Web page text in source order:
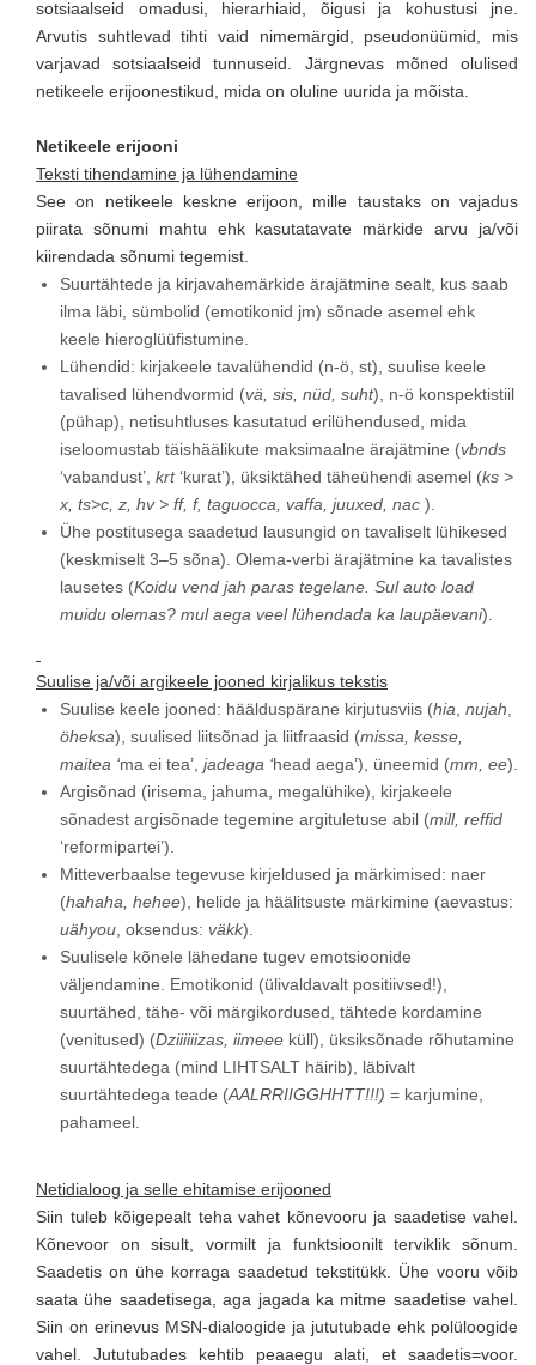
sotsiaalseid omadusi, hierarhiaid, õigusi ja kohustusi jne.
Arvutis suhtlevad tihti vaid nimemärgid, pseudonüümid, mis
varjavad sotsiaalseid tunnuseid. Järgnevas mõned olulised
netikeele erijoonestikud, mida on oluline uurida ja mõista.
Netikeele erijooni
Teksti tihendamine ja lühendamine
See on netikeele keskne erijoon, mille taustaks on vajadus
piirata sõnumi mahtu ehk kasutatavate märkide arvu ja/või
kiirendada sõnumi tegemist.
Suurtähtede ja kirjavahemärkide ärajätmine sealt, kus saab
ilma läbi, sümbolid (emotikonid jm) sõnade asemel ehk
keele hieroglüüfistumine.
Lühendid: kirjakeele tavalühendid (n-ö, st), suulise keele
tavalised lühendvormid (vä, sis, nüd, suht), n-ö konspektistiil
(pühap), netisuhtluses kasutatud erilühendused, mida
iseloomustab täishäälikute maksimaalne ärajätmine (vbnds
‘vabandust’, krt‘kurat’), üksiktähed täheühendi asemel (ks >
x, ts>c, z, hv > ff, f, taguocca, vaffa, juuxed, nac ).
Ühe postitusega saadetud lausungid on tavaliselt lühikesed
(keskmiselt 3–5 sõna). Olema-verbi ärajätmine ka tavalistes
lausetes (Koidu vend jah paras tegelane. Sul auto load
muidu olemas? mul aega veel lühendada ka laupäevani).
Suulise ja/või argikeele jooned kirjalikus tekstis
Suulise keele jooned: häälduspärane kirjutusviis (hia nujah
öheksa), suulised liitsõnad ja liitfraasid (missa, kesse,
maitea ‘ma ei tea’, jadeaga ‘head aega’), üneemid (mm, ee).
Argisõnad (irisema, jahuma, megalühike), kirjakeele
sõnadest argisõnade tegemine argituletuse abil (mill, reffid
‘reformipartei’).
Mitteverbaalse tegevuse kirjeldused ja märkimised: naer
(hahaha, hehee), helide ja häälitsuste märkimine (aevastus:
uähyou , oksendus: väkk).
Suulisele kõnele lähedane tugev emotsioonide
väljendamine. Emotikonid (ülivaldavalt positiivsed!),
suurtähed, tähe- või märgikordused, tähtede kordamine
(venitused) (Dziiiiiizas, iimeee küll), üksiksõnade rõhutamine
suurtähtedega (mind LIHTSALT häirib), läbivalt
suurtähtedega teade (AALRRIIGGHHTT!!!) = karjumine,
pahameel.
Netidialoog ja selle ehitamise erijooned
Siin tuleb kõigepealt teha vahet kõnevooru ja saadetise vahel.
Kõnevoor on sisult, vormilt ja funktsioonilt terviklik sõnum.
Saadetis on ühe korraga saadetud tekstitükk. Ühe vooru võib
saata ühe saadetisega, aga jagada ka mitme saadetise vahel.
Siin on erinevus MSN-dialoogide ja jututubade ehk polüloogide
vahel. Jututubades kehtib peaaegu alati, et saadetis=voor.